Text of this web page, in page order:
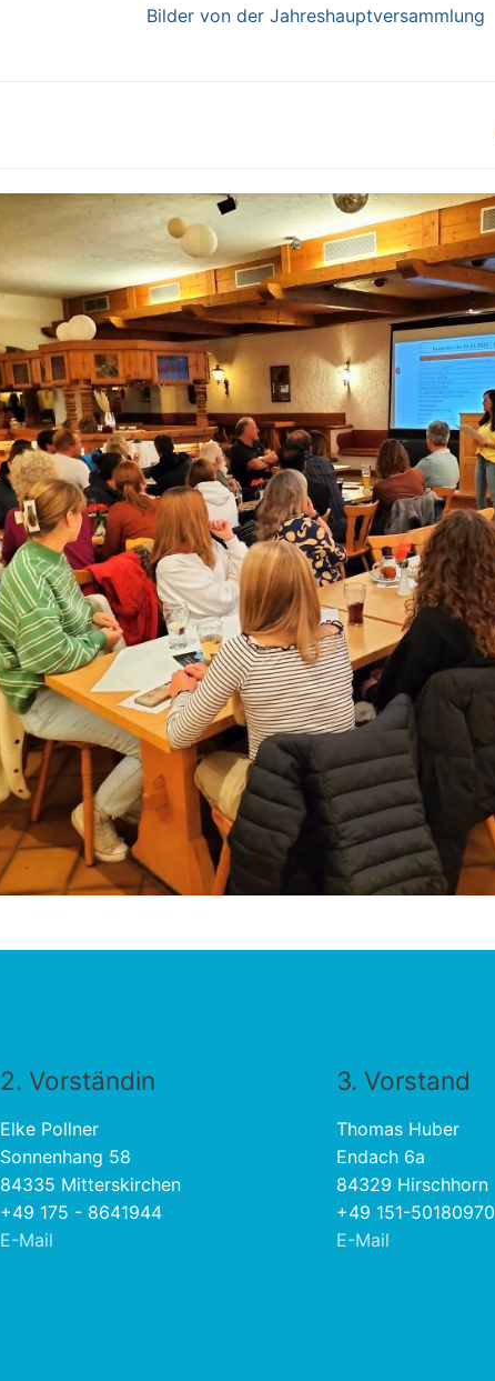
Bilder von der Jahreshauptversammlung
2. Vorständin
Elke Pollner
Sonnenhang 58
84335 Mitterskirchen
+49 175 - 8641944
E-Mail
3. Vorstand
Thomas Huber
Endach 6a
84329 Hirschhorn
+49 151-50180970
E-Mail